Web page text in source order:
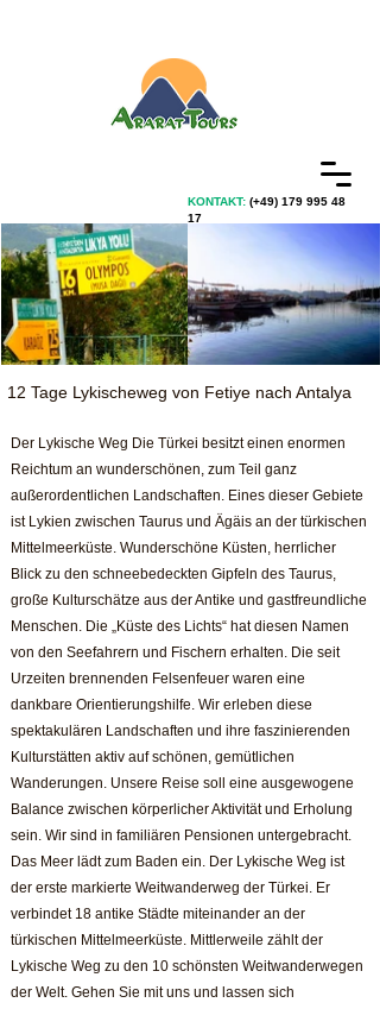
KONTAKT: (+49) 179 995 48
17
12 Tage Lykischeweg von Fetiye nach Antalya
Der Lykische Weg Die Türkei besitzt einen enormen
Reichtum an wunderschönen, zum Teil ganz
außerordentlichen Landschaften. Eines dieser Gebiete
ist Lykien zwischen Taurus und Ägäis an der türkischen
Mittelmeerküste. Wunderschöne Küsten, herrlicher
Blick zu den schneebedeckten Gipfeln des Taurus,
große Kulturschätze aus der Antike und gastfreundliche
Menschen. Die „Küste des Lichts“ hat diesen Namen
von den Seefahrern und Fischern erhalten. Die seit
Urzeiten brennenden Felsenfeuer waren eine
dankbare Orientierungshilfe. Wir erleben diese
spektakulären Landschaften und ihre faszinierenden
Kulturstätten aktiv auf schönen, gemütlichen
Wanderungen. Unsere Reise soll eine ausgewogene
Balance zwischen körperlicher Aktivität und Erholung
sein. Wir sind in familiären Pensionen untergebracht.
Das Meer lädt zum Baden ein. Der Lykische Weg ist
der erste markierte Weitwanderweg der Türkei. Er
verbindet 18 antike Städte miteinander an der
türkischen Mittelmeerküste. Mittlerweile zählt der
Lykische Weg zu den 10 schönsten Weitwanderwegen
der Welt. Gehen Sie mit uns und lassen sich